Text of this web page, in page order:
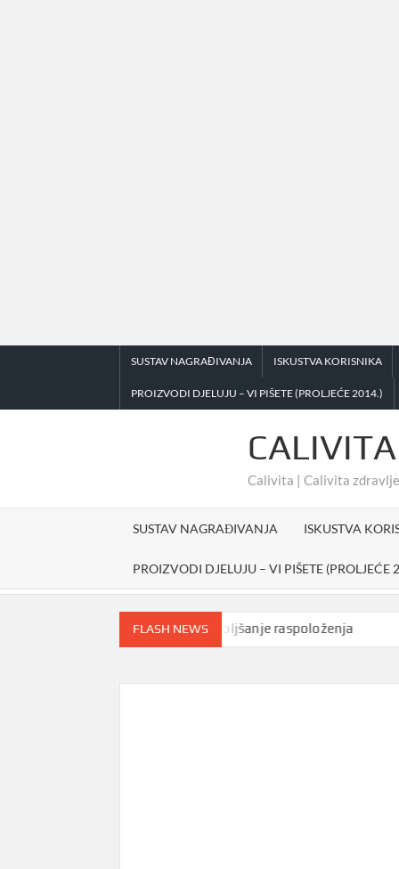
SUSTAV NAGRAĐIVANJA ISKUSTVA KORISNIKA
PROIZVODI DJELUJU – VI PIŠETE (PROLJEĆE 2014.)
Calivita | Calivita
SUSTAV NAGRAĐIVANJA ISKUSTVA
PROIZVODI DJELUJU – VI PIŠETE (PROLJEĆE
FLASH NEWS
Prirodno sredstvo za poboljšanje raspoloženja